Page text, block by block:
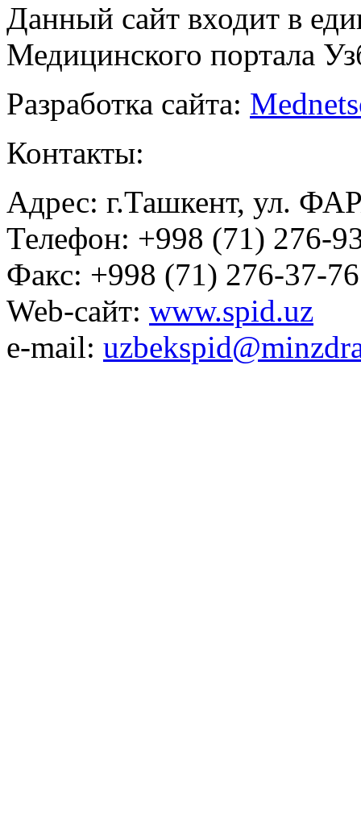
Данный сайт входит в
Медицинского портала
Разработка сайта:
Контакты:
Адрес: г.Ташкент, ул.
Телефон: +998 (71) 276-
Факс: +998 (71) 276-37-76
Web-сайт: www.spid.uz
e-mail: